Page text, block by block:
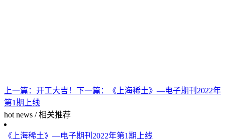
上一篇： 开工大吉！ 下一篇：
《上海稀土》—电子期刊2022年
第1期上线
hot news / 相关推荐
《上海稀土》—电子期刊2022年第1期上线